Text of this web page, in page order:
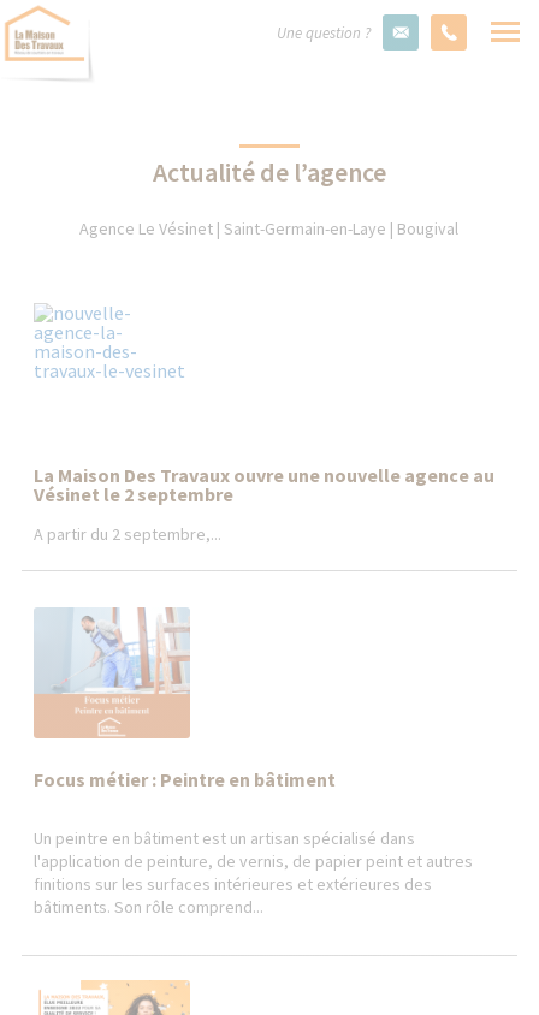
Une question ?
Actualité de l’agence
Agence Le Vésinet | Saint-Germain-en-Laye | Bougival
La Maison Des Travaux ouvre une nouvelle agence au
Vésinet le 2 septembre
A partir du 2 septembre,...
Focus métier : Peintre en bâtiment
Un peintre en bâtiment est un artisan spécialisé dans
l'application de peinture, de vernis, de papier peint et autres
finitions sur les surfaces intérieures et extérieures des
bâtiments. Son rôle comprend...